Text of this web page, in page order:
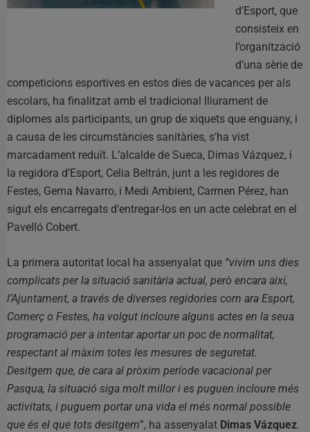
d’Esport, que
consisteix en
l’organització
d’una sèrie de
competicions esportives en estos dies de vacances per als
escolars, ha finalitzat amb el tradicional lliurament de
diplomes als participants, un grup de xiquets que enguany, i
a causa de les circumstàncies sanitàries, s’ha vist
marcadament reduït. L’alcalde de Sueca, Dimas Vázquez, i
la regidora d’Esport, Celia Beltrán, junt a les regidores de
Festes, Gema Navarro, i Medi Ambient, Carmen Pérez, han
sigut els encarregats d’entregar-los en un acte celebrat en el
Pavelló Cobert.
La primera autoritat local ha assenyalat que “vivim uns dies
complicats per la situació sanitària actual, però encara així,
l’Ajuntament, a través de diverses regidories com ara Esport,
Comerç o Festes, ha volgut incloure alguns actes en la seua
programació per a intentar aportar un poc de normalitat,
respectant al màxim totes les mesures de seguretat.
Desitgem que, de cara al pròxim període vacacional per
Pasqua, la situació siga molt millor i es puguen incloure més
activitats, i puguem portar una vida el més normal possible
que és el que tots desitgem”, ha assenyalat Dimas Vázquez.